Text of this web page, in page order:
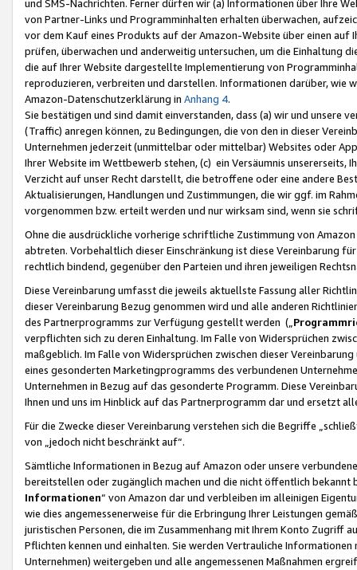
und SMS-Nachrichten. Ferner dürfen wir (a) Informationen über Ihre
von Partner-Links und Programminhalten erhalten überwachen,
vor dem Kauf eines Produkts auf der Amazon-Website über einen
prüfen, überwachen und anderweitig untersuchen, um die Einhaltung
die auf Ihrer Website dargestellte Implementierung von
reproduzieren, verbreiten und darstellen. Informationen darüber, wie
Amazon-Datenschutzerklärung in Anhang 4.
Sie bestätigen und sind damit einverstanden, dass (a) wir und
(Traffic) anregen können, zu Bedingungen, die von den in dieser
Unternehmen jederzeit (unmittelbar oder mittelbar) Websites oder
Ihrer Website im Wettbewerb stehen, (c) ein Versäumnis unsererseits,
Verzicht auf unser Recht darstellt, die betroffene oder eine andere
Aktualisierungen, Handlungen und Zustimmungen, die wir ggf. im
vorgenommen bzw. erteilt werden und nur wirksam sind, wenn sie
Ohne die ausdrückliche vorherige schriftliche Zustimmung von
abtreten. Vorbehaltlich dieser Einschränkung ist diese Vereinbarung
rechtlich bindend, gegenüber den Parteien und ihren jeweiligen
Diese Vereinbarung umfasst die jeweils aktuellste Fassung aller
dieser Vereinbarung Bezug genommen wird und alle anderen
des Partnerprogramms zur Verfügung gestellt werden („
verpflichten sich zu deren Einhaltung. Im Falle von Widersprüchen
maßgeblich. Im Falle von Widersprüchen zwischen dieser
eines gesonderten Marketingprogramms des verbundenen
Unternehmen in Bezug auf das gesonderte Programm. Diese
Ihnen und uns im Hinblick auf das Partnerprogramm dar und ersetzt
Für die Zwecke dieser Vereinbarung verstehen sich die Begriffe
von „jedoch nicht beschränkt auf“.
Sämtliche Informationen in Bezug auf Amazon oder unsere
bereitstellen oder zugänglich machen und die nicht öffentlich
Informationen“ von Amazon dar und verbleiben im alleinigen
wie dies angemessenerweise für die Erbringung Ihrer Leistungen
juristischen Personen, die im Zusammenhang mit Ihrem Konto
Pflichten kennen und einhalten. Sie werden Vertrauliche
Unternehmen) weitergeben und alle angemessenen Maßnahmen